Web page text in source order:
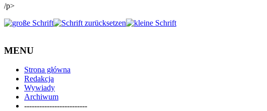
/p>
MENU
Strona główna
Redakcja
Wywiady
Archiwum
-------------------------